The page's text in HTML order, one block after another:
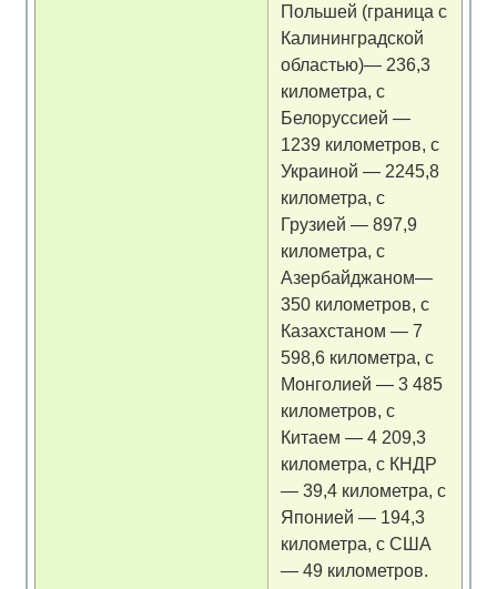
Польшей (граница с
Калининградской
областью)— 236,3
километра, с
Белоруссией —
1239 километров, с
Украиной — 2245,8
километра, с
Грузией — 897,9
километра, с
Азербайджаном—
350 километров, с
Казахстаном — 7
598,6 километра, с
Монголией — 3 485
километров, с
Китаем — 4 209,3
километра, с КНДР
— 39,4 километра, с
Японией — 194,3
километра, с США
— 49 километров.